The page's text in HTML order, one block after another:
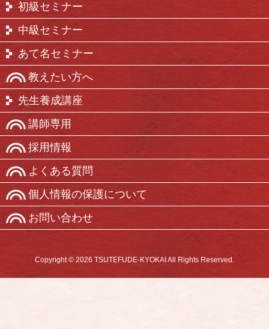
初級セミナー
中級セミナー
あて名セミナー
教えたい方へ
先生養成講座
講師専用
採用情報
よくある質問
個人情報の保護について
お問い合わせ
Copyright © 2026 TSUTEFUDE-KYOKAI All Rights Reserved.